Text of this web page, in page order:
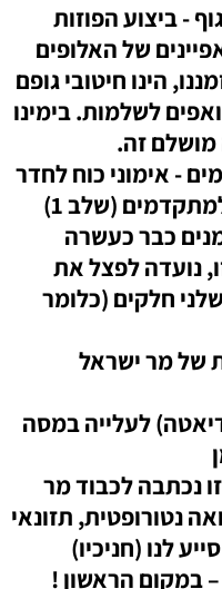
- ביצוע הפוזות
של האלופים
הינו חיטובי גופם
לשלמות. בימינו
מושלם זה.
- אימוני כוח לחדר
תוכנית אימונים למתקדמים (שלב 1)
כבר כעשרה
נועדה לפצל את
חלקים (כלומר
של מר ישראל
לעלייה במסה
נכתבה לכבוד מר
נטורופטית, תזונאי
לנו (חניכיו)
במקום הראשון !